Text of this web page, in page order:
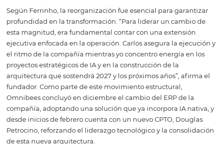
herramientas que utilizamos internamente. No se trata
crear funcionalidades, sino de cambiar la forma en que
trabajamos.” En este contexto, a inicios de 2025 la
una célula de desarrollo de software y procesos 100%
en IA y contrató una plataforma de atención al cliente
inteligencia artificial, ampliando la aplicación práctica
tecnología en la rutina de los equipos y en la atención al
Según Ferrinho, la reorganización fue esencial para